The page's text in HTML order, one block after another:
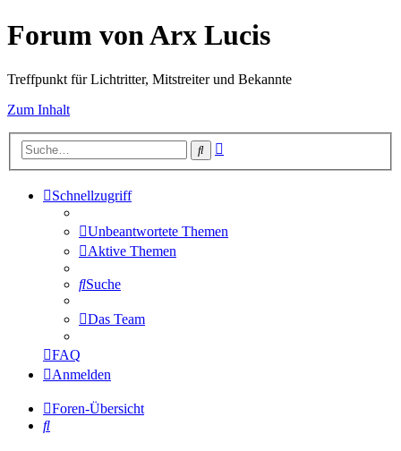
Forum von Arx Lucis
Treffpunkt für Lichtritter, Mitstreiter und Bekannte
Zum Inhalt
Suche
Schnellzugriff
Unbeantwortete Themen
Aktive Themen
Suche
Das Team
FAQ
Anmelden
Foren-Übersicht
Suche